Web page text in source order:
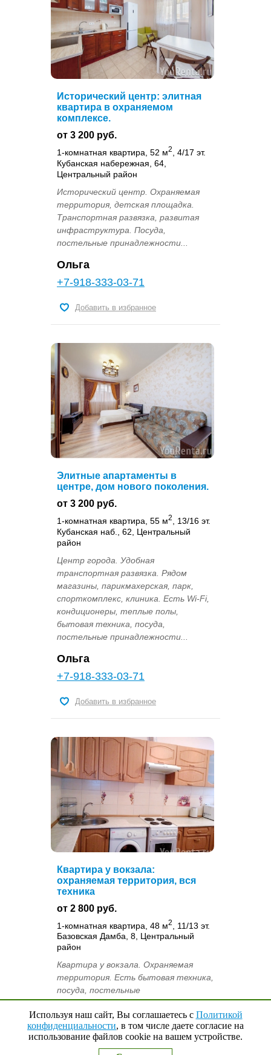
Исторический центр: элитная
квартира в охраняемом
комплексе.
от 3 200 руб.
1-комнатная квартира, 52 м2
, 4/17 эт.
Кубанская набережная, 64,
Центральный район
Исторический центр. Охраняемая
территория, детская площадка.
Транспортная развязка, развитая
инфраструктура. Посуда,
постельные принадлежности...
Ольга
+7-918-333-03-71
Добавить в избранное
Элитные апартаменты в
центре, дом нового поколения.
от 3 200 руб.
1-комнатная квартира, 55 м2
, 13/16 эт.
Кубанская наб., 62, Центральный
район
Центр города. Удобная
транспортная развязка. Рядом
магазины, парикмахерская, парк,
спорткомплекс, клиника. Есть Wi-Fi,
кондиционеры, теплые полы,
бытовая техника, посуда,
постельные принадлежности...
Ольга
+7-918-333-03-71
Добавить в избранное
Квартира у вокзала:
охраняемая территория, вся
техника
от 2 800 руб.
1-комнатная квартира, 48 м2
, 11/13 эт.
Базовская Дамба, 8, Центральный
район
Квартира у вокзала. Охраняемая
территория. Есть бытовая техника,
посуда, постельные
принадлежности, утюг, гладильная
доска. Запрещено курение и
проживание с животными...
Используя наш сайт, Вы соглашаетесь с Политикой
конфиденциальности, в том числе даете согласие на
использование файлов cookie на вашем устройстве.
Выбранные квартиры 0 Наверх